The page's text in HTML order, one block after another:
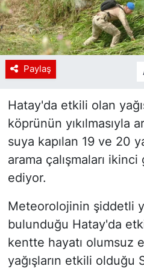
Paylaş
Hatay'da etkili olan
köprünün yıkılmasıyla
suya kapılan 19 ve 20
arama çalışmaları
ediyor.
Meteorolojinin şiddetli
bulunduğu Hatay'da
kentte hayatı olumsuz
yağışların etkili olduğu